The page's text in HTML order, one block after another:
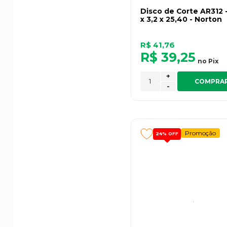
Disco de Corte AR312
x 3,2 x 25,40 - Norton
R$ 41,76
R$ 39,25 no Pix
-
+
24% OFF Promoção